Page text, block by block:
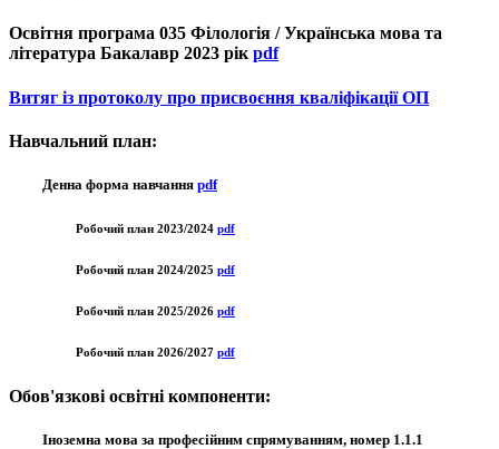
Освітня програма 035 Філологія / Українська мова та
література Бакалавр 2023 рік pdf
Витяг із протоколу про присвоєння кваліфікації ОП
Навчальний план:
Денна форма навчання pdf
Робочий план 2023/2024 pdf
Робочий план 2024/2025 pdf
Робочий план 2025/2026 pdf
Робочий план 2026/2027 pdf
Обов'язкові освітні компоненти:
Іноземна мова за професійним спрямуванням, номер 1.1.1